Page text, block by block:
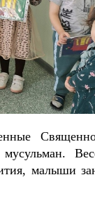
малыши